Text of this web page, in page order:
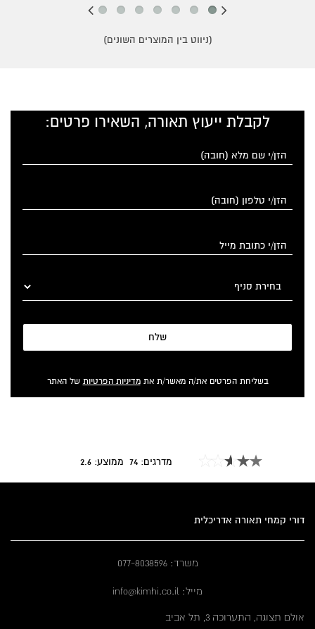
(ניווט בין המוצרים השונים)
לקבלת ייעוץ תאורה, השאירו פרטים:
שלח
בשליחת הפרטים את/ה מאשר/ת אתמדיניות הפרטיות של האתר
מדרגים: 74 ממוצע: 2.6
דורי קמחי תאורה אדריכלית
משרד: 077-8038596
מייל: info@kimhi.co.il
אולם תצוגה, התערוכה 3, תל אביב